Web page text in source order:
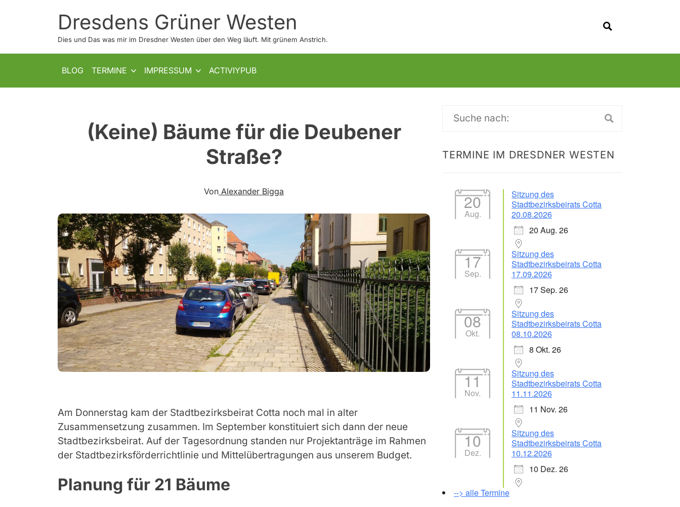
Dresdens Grüner Westen
Dies und Das was mir im Dresdner Westen über den Weg läuft. Mit grünem Anstrich.
SUCHEN
BLOG TERMINE SHOW SUB MENU
IMPRESSUM SHOW SUB MENU
ACTIVIYPUB
(Keine) Bäume für die Deubener
Straße?
Von Alexander Bigga
Am Donnerstag kam der Stadtbezirksbeirat Cotta noch mal in alter
Zusammensetzung zusammen. Im September konstituiert sich dann der neue
Stadtbezirksbeirat. Auf der Tagesordnung standen nur Projektanträge im Rahmen
der Stadtbezirksförderrichtlinie und Mittelübertragungen aus unserem Budget.
Planung für 21 Bäume
Suche
TERMINE IM DRESDNER WESTEN
20
Aug.
Sitzung des
Stadtbezirksbeirats Cotta
20.08.2026
20 Aug. 26
17
Sep.
Sitzung des
Stadtbezirksbeirats Cotta
17.09.2026
17 Sep. 26
08
Okt.
Sitzung des
Stadtbezirksbeirats Cotta
08.10.2026
8 Okt. 26
11
Nov.
Sitzung des
Stadtbezirksbeirats Cotta
11.11.2026
11 Nov. 26
10
Dez.
Sitzung des
Stadtbezirksbeirats Cotta
10.12.2026
10 Dez. 26
--> alle Termine